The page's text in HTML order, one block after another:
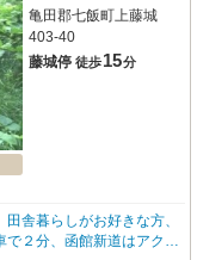
亀田郡七飯町上藤城
403-40
藤城停 徒歩15分
舎暮らしがお好きな方、
２分、函館新道はアクセ